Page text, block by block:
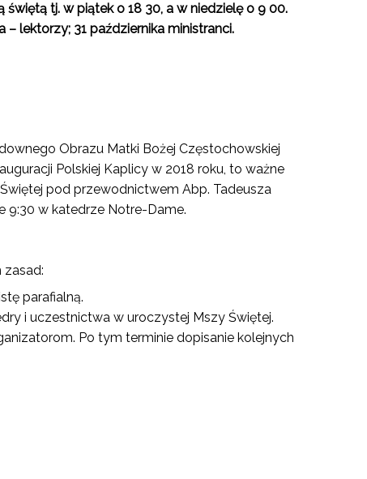
tj. w piątek o 18 30, a w niedzielę o 9 00.
– lektorzy; 31 października ministranci.
Obrazu Matki Bożej Częstochowskiej
Polskiej Kaplicy w 2018 roku, to ważne
pod przewodnictwem Abp. Tadeusza
9:30 w katedrze Notre-Dame.
zasad:
parafialną.
i uczestnictwa w uroczystej Mszy Świętej.
Po tym terminie dopisanie kolejnych